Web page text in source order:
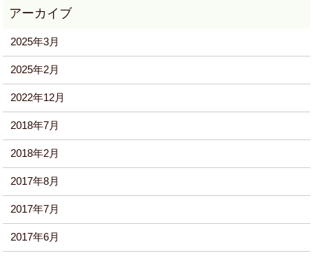
2025年3月
2025年2月
2022年12月
2018年7月
2018年2月
2017年8月
2017年7月
2017年6月